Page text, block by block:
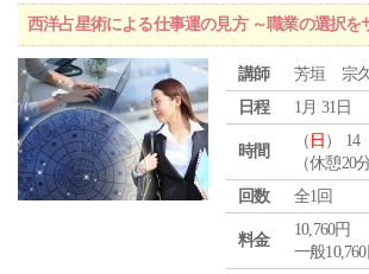
西洋占星術による仕事運の見方 ～職業の選択を
講師
芳垣 宗
日程
1月 31日
時間
（ 日 ） 14
（休憩20
回数
全1回
料金
10,760円
一般